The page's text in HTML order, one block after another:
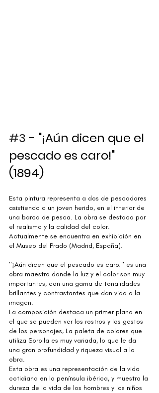
#3 - "¡Aún dicen que el
pescado es caro!"
(1894)
Esta pintura representa a dos de pescadores
asistiendo a un joven herido, en el interior de
una barca de pesca. La obra se destaca por
el realismo y la calidad del color.
Actualmente se encuentra en exhibición en
el Museo del Prado (Madrid, España).
"¡Aún dicen que el pescado es caro!" es una
obra maestra donde la luz y el color son muy
importantes, con una gama de tonalidades
brillantes y contrastantes que dan vida a la
imagen.
La composición destaca un primer plano en
el que se pueden ver los rostros y los gestos
de los personajes, La paleta de colores que
utiliza Sorolla es muy variada, lo que le da
una gran profundidad y riqueza visual a la
obra.
Esta obra es una representación de la vida
cotidiana en la península ibérica, y muestra la
dureza de la vida de los hombres y los niños